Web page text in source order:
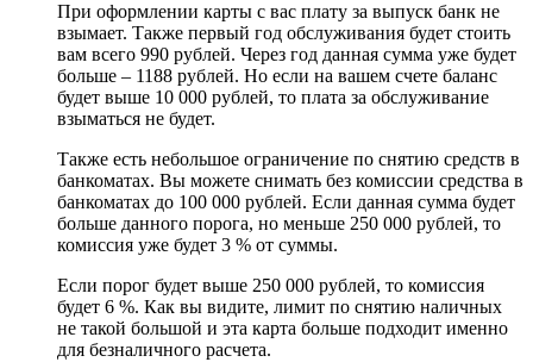
При оформлении карты с вас плату за выпуск банк не
взымает. Также первый год обслуживания будет стоить
вам всего 990 рублей. Через год данная сумма уже будет
больше – 1188 рублей. Но если на вашем счете баланс
будет выше 10 000 рублей, то плата за обслуживание
взыматься не будет.
Также есть небольшое ограничение по снятию средств в
банкоматах. Вы можете снимать без комиссии средства в
банкоматах до 100 000 рублей. Если данная сумма будет
больше данного порога, но меньше 250 000 рублей, то
комиссия уже будет 3 % от суммы.
Если порог будет выше 250 000 рублей, то комиссия
будет 6 %. Как вы видите, лимит по снятию наличных
не такой большой и эта карта больше подходит именно
для безналичного расчета.